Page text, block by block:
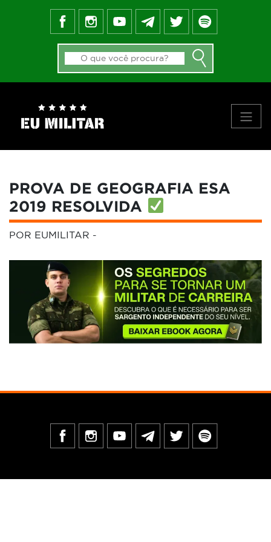
FEED DO BLOG
GALERIA DE APROVADOS
NOTÍCIAS
MATERIAIS
PRINCIPAIS VÍDEOS
SOBRE NÓS
PROVA DE GEOGRAFIA ESA
2019 RESOLVIDA
POR EUMILITAR -